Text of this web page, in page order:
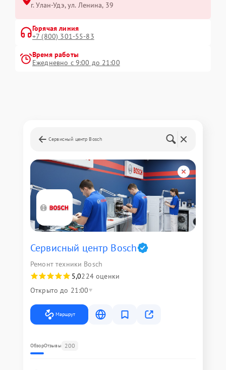
г. Улан-Удэ, ул. Ленина, 39
Горячая линия
+7 (800) 301-55-83
Время работы
Ежедневно с 9:00 до 21:00
Сервисный центр Bosch
Сервисный центр Bosch
Ремонт техники Bosch
5,0224 оценки
Открыто до 21:00
Маршрут
ОбзорОтзывы 200